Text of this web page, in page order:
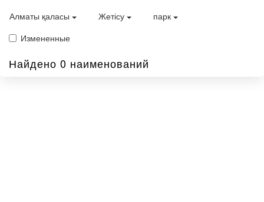
Алматы қаласы Жетісу
парк
Измененные
Найдено 0 наименований